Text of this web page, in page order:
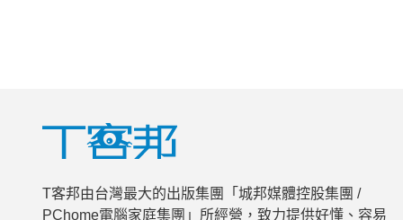
T客邦由台灣最大的出版集團「城邦媒體控股集團 /
PChome電腦家庭集團」所經營，致力提供好懂、容易